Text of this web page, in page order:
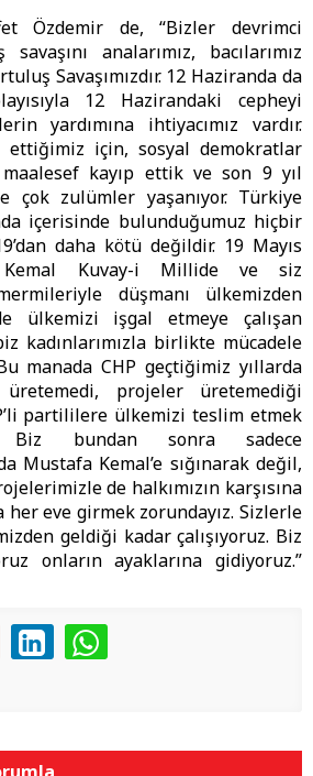
Özdemir de, “Bizler devrimci
analarımız, bacılarımız
Savaşımızdır. 12 Haziranda da
12 Hazirandaki cepheyi
yardımına ihtiyacımız vardır.
için, sosyal demokratlar
kayıp ettik ve son 9 yıl
çok zulümler yaşanıyor. Türkiye
içerisinde bulunduğumuz hiçbir
daha kötü değildir. 19 Mayıs
Kemal Kuvay-i Millide ve siz
düşmanı ülkemizden
ülkemizi işgal etmeye çalışan
kadınlarımızla birlikte mücadele
manada CHP geçtiğimiz yıllarda
projeler üretemediği
partililere ülkemizi teslim etmek
Biz bundan sonra sadece
Mustafa Kemal’e sığınarak değil,
de halkımızın karşısına
her eve girmek zorundayız. Sizlerle
geldiği kadar çalışıyoruz. Biz
onların ayaklarına gidiyoruz.”